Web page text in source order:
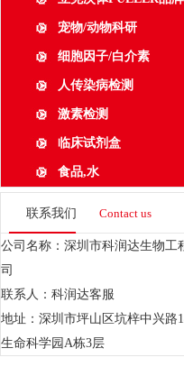
宠物/动物科研
细胞因子/白介素
人传染病检测
激素检测
临床试剂盒
食品,水
联系我们 Contact us
公司名称：深圳市科润达生物工
司
联系人：科润达客服
地址：深圳市坪山区坑梓中兴路
生命科学园A栋3层